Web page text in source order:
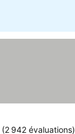
(2 942 évaluations)